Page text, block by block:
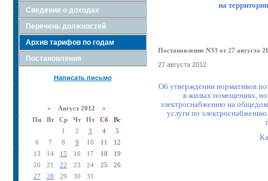
Сведения о доходах
Перечень должностей
Архив тарифов по годам
Постановления
Написать письмо
« Август 2012 »
Пн
Вт Ср Чт Пт Сб
Вс
1
2 3 4
5
6
7 8 9 10 11
12
13
14 15 16 17 18
19
20
21 22 23 24 25
26
27
28 29 30 31
на
Постановление N33 от 27 августа
27 августа 2012
Об утверждении нормативов
в жилых помещениях,
электроснабжению на
услуги по